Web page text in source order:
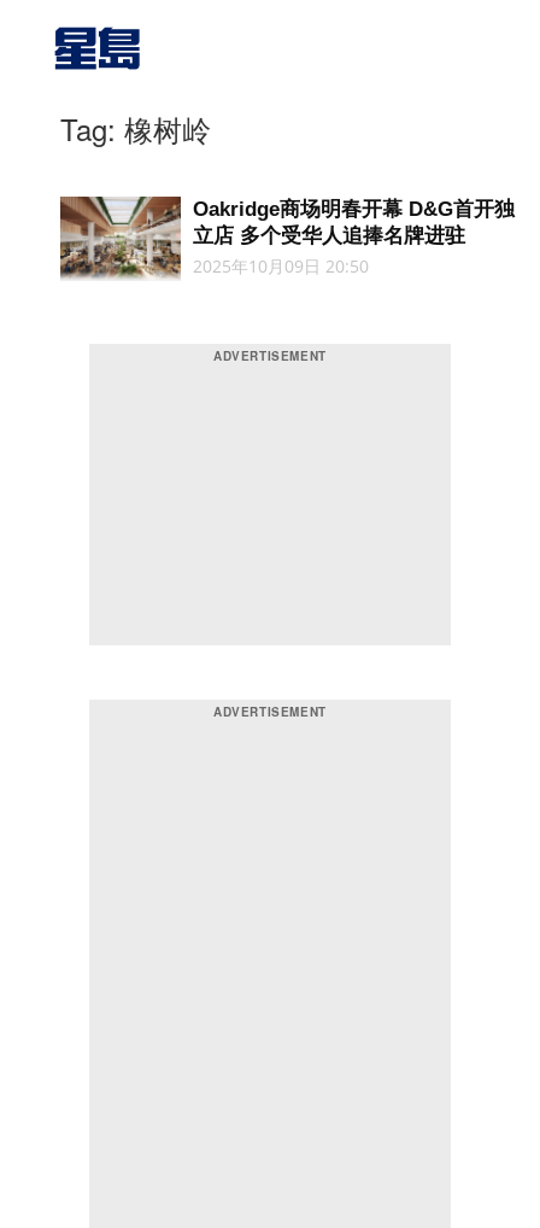
Tag: 橡树岭
Oakridge商场明春开幕 D&G首开独
立店 多个受华人追捧名牌进驻
2025年10月09日 20:50